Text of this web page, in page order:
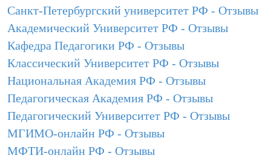
Санкт-Петербургский университет РФ - Отзывы
Академический Университет РФ - Отзывы
Кафедра Педагогики РФ - Отзывы
Классический Университет РФ - Отзывы
Национальная Академия РФ - Отзывы
Педагогическая Академия РФ - Отзывы
Педагогический Университет РФ - Отзывы
МГИМО-онлайн РФ - Отзывы
МФТИ-онлайн РФ - Отзывы